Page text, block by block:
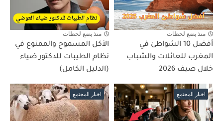
منذ بضع لحظات
أفضل 10 الشواطئ في
المغرب للعائلات والشباب
خلال صيف 2026
منذ بضع لحظات
الأكل المسموح والممنوع في
نظام الطيبات للدكتور ضياء
(الدليل الكامل)
اخبار المجتمع اخبار المجتمع